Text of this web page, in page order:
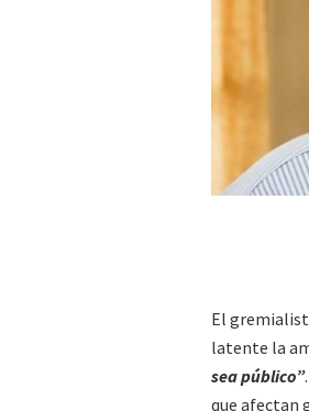
El
latente la
sea público”
que afectan